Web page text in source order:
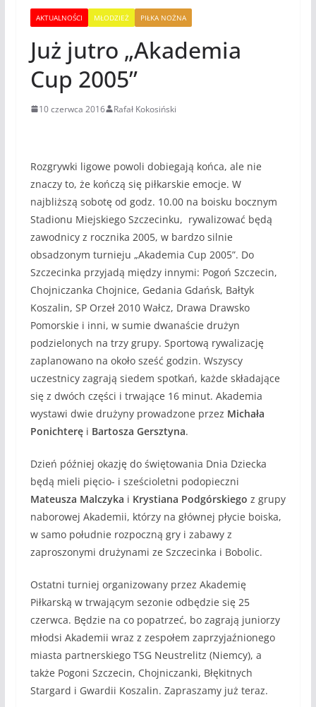
AKTUALNOŚCI MŁODZIEŻ PIŁKA NOŻNA
Już jutro „Akademia
Cup 2005”
10 czerwca 2016 Rafał Kokosiński
Rozgrywki ligowe powoli dobiegają końca, ale nie
znaczy to, że kończą się piłkarskie emocje. W
najbliższą sobotę od godz. 10.00 na boisku bocznym
Stadionu Miejskiego Szczecinku, rywalizować będą
zawodnicy z rocznika 2005, w bardzo silnie
obsadzonym turnieju „Akademia Cup 2005”. Do
Szczecinka przyjadą między innymi: Pogoń Szczecin,
Chojniczanka Chojnice, Gedania Gdańsk, Bałtyk
Koszalin, SP Orzeł 2010 Wałcz, Drawa Drawsko
Pomorskie i inni, w sumie dwanaście drużyn
podzielonych na trzy grupy. Sportową rywalizację
zaplanowano na około sześć godzin. Wszyscy
uczestnicy zagrają siedem spotkań, każde składające
się z dwóch części i trwające 16 minut. Akademia
wystawi dwie drużyny prowadzone przez Michała
Ponichteręi Bartosza Gersztyna.
Dzień później okazję do świętowania Dnia Dziecka
będą mieli pięcio- i sześcioletni podopieczni
Mateusza Malczyka i Krystiana Podgórskiego z grupy
naborowej Akademii, którzy na głównej płycie boiska,
w samo południe rozpoczną gry i zabawy z
zaproszonymi drużynami ze Szczecinka i Bobolic.
Ostatni turniej organizowany przez Akademię
Piłkarską w trwającym sezonie odbędzie się 25
czerwca. Będzie na co popatrzeć, bo zagrają juniorzy
młodsi Akademii wraz z zespołem zaprzyjaźnionego
miasta partnerskiego TSG Neustrelitz (Niemcy), a
także Pogoni Szczecin, Chojniczanki, Błękitnych
Stargard i Gwardii Koszalin. Zapraszamy już teraz.